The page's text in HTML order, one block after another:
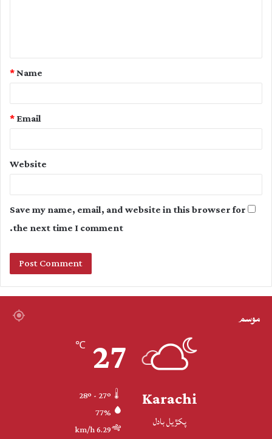
t
Name
*
Email
*
Website
Save my name, email, and website in this browser for
the next time I comment.
موسم
Karachi
پکڙيل بادل
27
℃
77%
6.29 km/h